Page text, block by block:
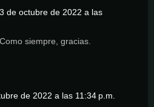
de octubre de 2022 a las
siempre, gracias.
de 2022 a las 11:34 p.m.